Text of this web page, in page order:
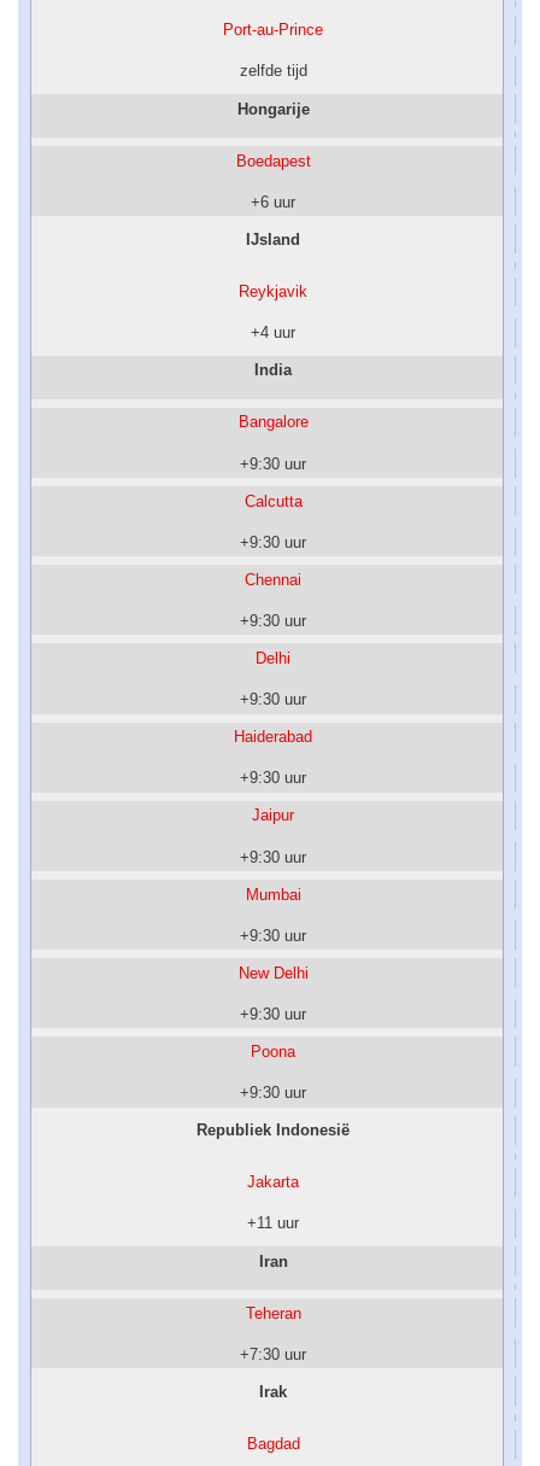
Port-au-Prince
zelfde tijd
Hongarije
Boedapest
+6 uur
IJsland
Reykjavik
+4 uur
India
Bangalore
+9:30 uur
Calcutta
+9:30 uur
Chennai
+9:30 uur
Delhi
+9:30 uur
Haiderabad
+9:30 uur
Jaipur
+9:30 uur
Mumbai
+9:30 uur
New Delhi
+9:30 uur
Poona
+9:30 uur
Republiek Indonesië
Jakarta
+11 uur
Iran
Teheran
+7:30 uur
Irak
Bagdad